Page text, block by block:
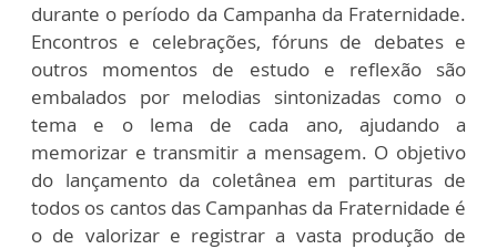
durante o período da Campanha da Fraternidade.
Encontros e celebrações, fóruns de debates e
outros momentos de estudo e reflexão são
embalados por melodias sintonizadas como o
tema e o lema de cada ano, ajudando a
memorizar e transmitir a mensagem. O objetivo
do lançamento da coletânea em partituras de
todos os cantos das Campanhas da Fraternidade é
o de valorizar e registrar a vasta produção de